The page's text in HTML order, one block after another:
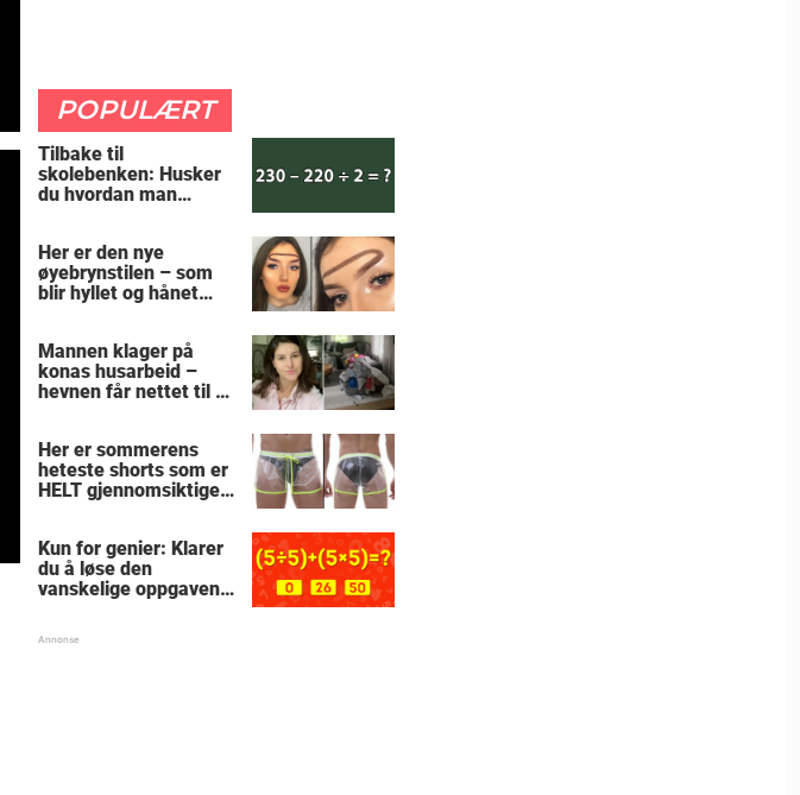
POPULÆRT
Tilbake til
skolebenken: Husker
du hvordan man
Her er den nye
øyebrynstilen – som
blir hyllet og hånet
Mannen klager på
konas husarbeid –
hevnen får nettet til å
Her er sommerens
heteste shorts som er
HELT gjennomsiktige
Kun for genier: Klarer
du å løse den
vanskelige oppgaven